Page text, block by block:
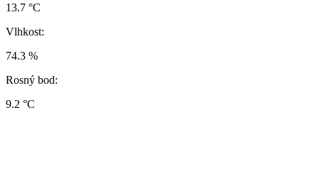
13.7 °C
Vlhkost:
74.3 %
Rosný bod:
9.2 °C